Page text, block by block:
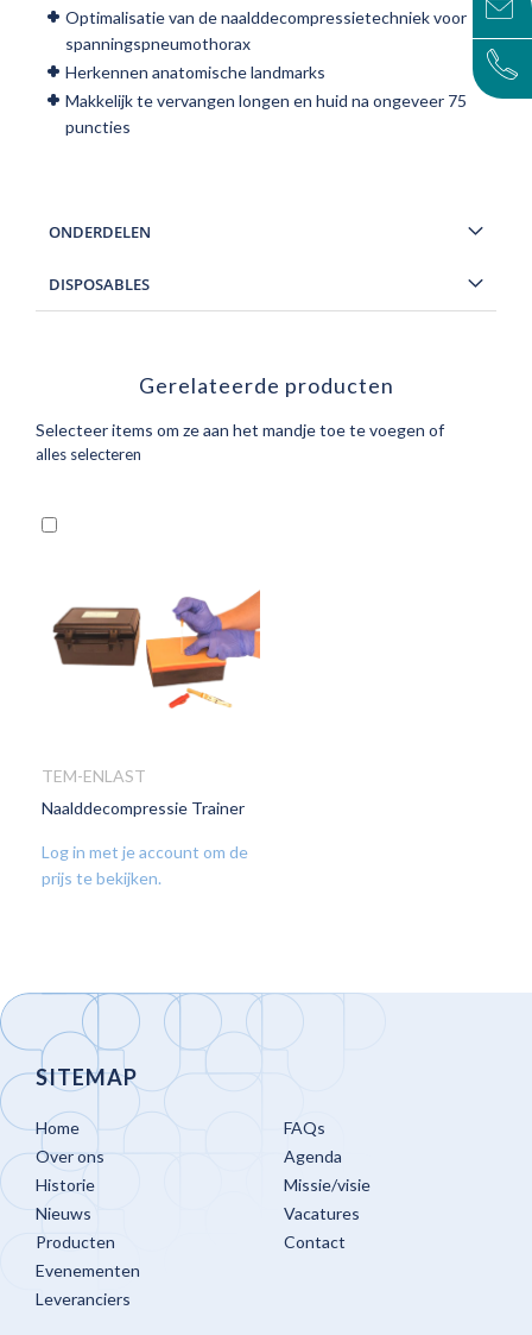
Optimalisatie van de naalddecompressietechniek voor
spanningspneumothorax
Herkennen anatomische landmarks
Makkelijk te vervangen longen en huid na ongeveer 75
puncties
ONDERDELEN
DISPOSABLES
Gerelateerde producten
Selecteer items om ze aan het mandje toe te voegen of
alles selecteren
VOEG
AAN
VERLANGLIJST
TEM-ENLAST
Naalddecompressie Trainer
Log in met je account om de
prijs te bekijken.
SITEMAP
Home
Over ons
Historie
Nieuws
Producten
Evenementen
Leveranciers
FAQs
Agenda
Missie/visie
Vacatures
Contact